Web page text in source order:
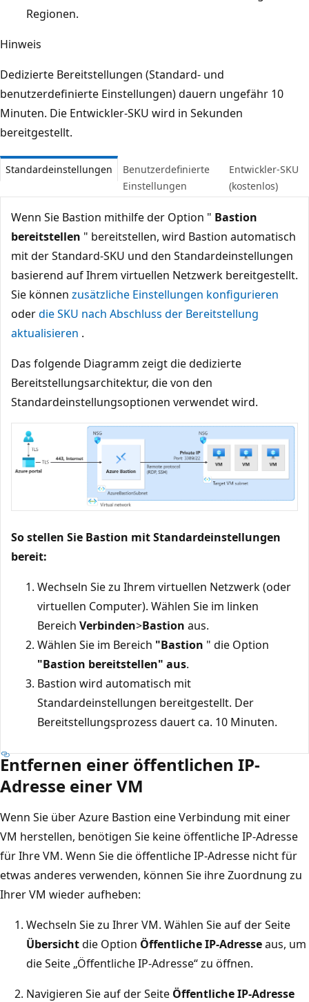
Regionen.
Hinweis
Dedizierte Bereitstellungen (Standard- und
benutzerdefinierte Einstellungen) dauern ungefähr 10
Minuten. Die Entwickler-SKU wird in Sekunden
bereitgestellt.
Standardeinstellungen
Benutzerdefinierte
Einstellungen
Entwickler-SKU
(kostenlos)
Wenn Sie Bastion mithilfe der Option " Bastion
bereitstellen " bereitstellen, wird Bastion automatisch
mit der Standard-SKU und den Standardeinstellungen
basierend auf Ihrem virtuellen Netzwerk bereitgestellt.
Sie können zusätzliche Einstellungen konfigurieren
oderdie SKU nach Abschluss der Bereitstellung
aktualisieren .
Das folgende Diagramm zeigt die dedizierte
Bereitstellungsarchitektur, die von den
Standardeinstellungsoptionen verwendet wird.
So stellen Sie Bastion mit Standardeinstellungen
bereit:
Wechseln Sie zu Ihrem virtuellen Netzwerk (oder
virtuellen Computer). Wählen Sie im linken
Bereich Verbinden>Bastion aus.
Wählen Sie im Bereich "Bastion " die Option
"Bastion bereitstellen" aus.
Bastion wird automatisch mit
Standardeinstellungen bereitgestellt. Der
Bereitstellungsprozess dauert ca. 10 Minuten.
Entfernen einer öffentlichen IP-
Adresse einer VM
Wenn Sie über Azure Bastion eine Verbindung mit einer
VM herstellen, benötigen Sie keine öffentliche IP-Adresse
für Ihre VM. Wenn Sie die öffentliche IP-Adresse nicht für
etwas anderes verwenden, können Sie ihre Zuordnung zu
Ihrer VM wieder aufheben:
Wechseln Sie zu Ihrer VM. Wählen Sie auf der Seite
Übersichtdie Option Öffentliche IP-Adresseaus, um
die Seite „Öffentliche IP-Adresse“ zu öffnen.
Navigieren Sie auf der Seite Öffentliche IP-Adresse